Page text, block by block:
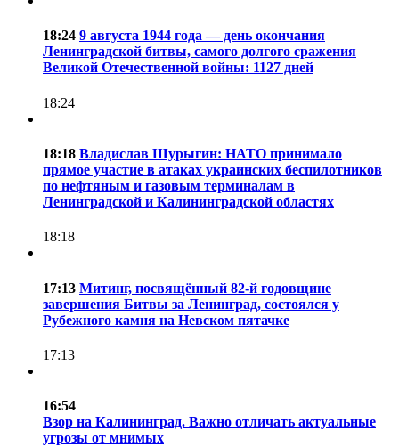
18:24 9 августа 1944 года — день окончания
Ленинградской битвы, самого долгого сражения
Великой Отечественной войны: 1127 дней
18:24
18:18 Владислав Шурыгин: НАТО принимало
прямое участие в атаках украинских беспилотников
по нефтяным и газовым терминалам в
Ленинградской и Калининградской областях
18:18
17:13 Митинг, посвящённый 82-й годовщине
завершения Битвы за Ленинград, состоялся у
Рубежного камня на Невском пятачке
17:13
16:54
Взор на Калининград. Важно отличать актуальные
угрозы от мнимых